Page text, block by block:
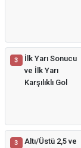
3
İlk Yarı Sonucu
ve İlk Yarı
Karşılıklı Gol
3
Altı/Üstü 2,5 ve